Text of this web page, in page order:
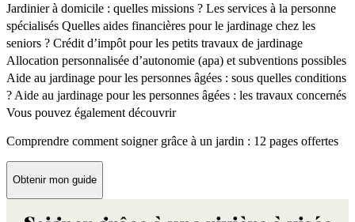
Jardinier à domicile : quelles missions ? Les services à la personne
spécialisés Quelles aides financières pour le jardinage chez les
seniors ? Crédit d’impôt pour les petits travaux de jardinage
Allocation personnalisée d’autonomie (apa) et subventions possibles
Aide au jardinage pour les personnes âgées : sous quelles conditions
? Aide au jardinage pour les personnes âgées : les travaux concernés
Vous pouvez également découvrir
Comprendre comment soigner grâce à un jardin : 12 pages offertes
Obtenir mon guide